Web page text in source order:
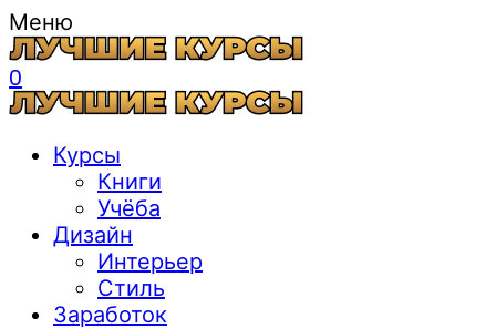
Меню
0
Курсы
Книги
Учёба
Дизайн
Интерьер
Стиль
Заработок